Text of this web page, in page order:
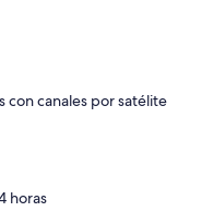
con canales por satélite
horas